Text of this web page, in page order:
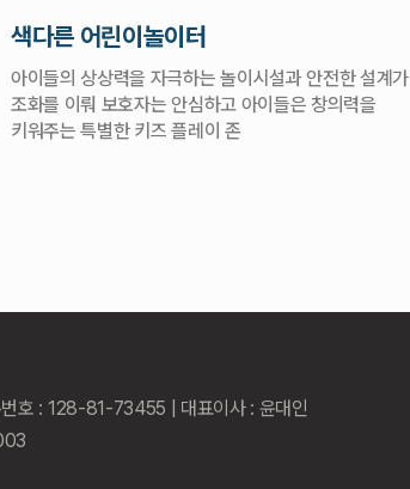
색다른 어린이놀이터
아이들의 상상력을 자극하는 놀이시설과 안전한 설계가
조화를 이뤄 보호자는 안심하고 아이들은 창의력을
키워주는 특별한 키즈 플레이 존
호 : 128-81-73455 | 대표이사 : 윤대인